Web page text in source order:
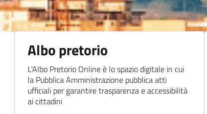
Albo pretorio
L'Albo Pretorio Online è lo spazio digitale in cui
la Pubblica Amministrazione pubblica atti
ufficiali per garantire trasparenza e accessibilità
ai cittadini